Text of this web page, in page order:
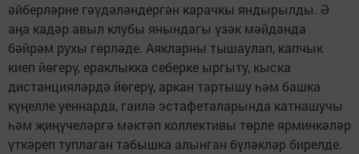
әйберләрне гәүдәләндергән карачкы яндырылды. Ә
аңа кадәр авыл клубы янындагы үзәк мәйданда
бәйрәм рухы гөрләде. Аякларны тышаулап, капчык
киеп йөгерү, ераклыкка себерке ыргыту, кыска
дистанцияләрдә йөгерү, аркан тартышу һәм башка
күңелле уеннарда, гаилә эстафеталарында катнашучы
һәм җиңүчеләргә мәктәп коллективы төрле ярминкәләр
үткәреп туплаган табышка алынган бүләкләр бирелде.